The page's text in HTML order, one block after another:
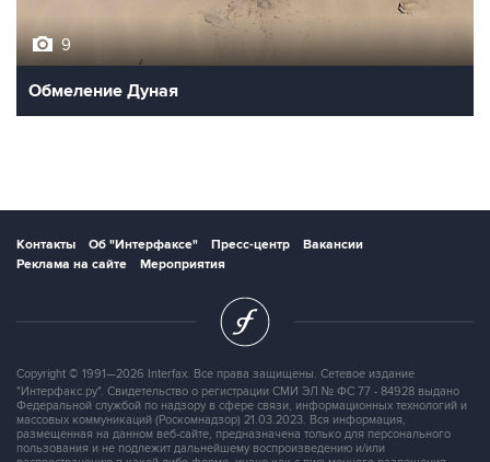
9
Обмеление Дуная
Контакты Об "Интерфаксе" Пресс-центр
Вакансии
Реклама на сайте
Мероприятия
Copyright © 1991—2026 Interfax. Все права защищены. Сетевое издание
"Интерфакс.ру". Свидетельство о регистрации СМИ ЭЛ № ФС 77 - 84928 выдано
Федеральной службой по надзору в сфере связи, информационных технологий и
массовых коммуникаций (Роскомнадзор) 21.03.2023. Вся информация,
размещенная на данном веб-сайте, предназначена только для персонального
пользования и не подлежит дальнейшему воспроизведению и/или